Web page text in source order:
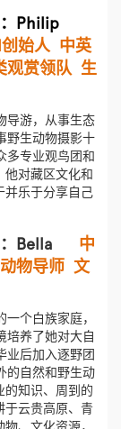
Philip
始人 中英
观赏领队 生
导游，从事生态
野生动物摄影十
多专业观鸟团和
他对藏区文化和
并乐于分享自己
：Bella 中
物导师 文
个白族家庭，
培养了她对大自
业后加入逐野团
的自然和野生动
的知识、周到的
于云贵高原、青